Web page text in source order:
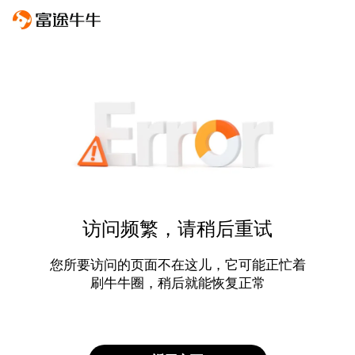
访问频繁，请稍后重试
您所要访问的页面不在这儿，它可能正忙着
刷牛牛圈，稍后就能恢复正常